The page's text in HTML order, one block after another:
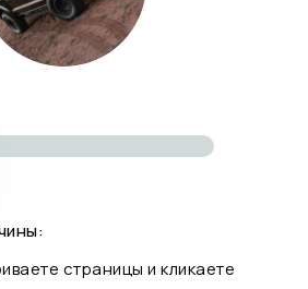
страницы и кликаете